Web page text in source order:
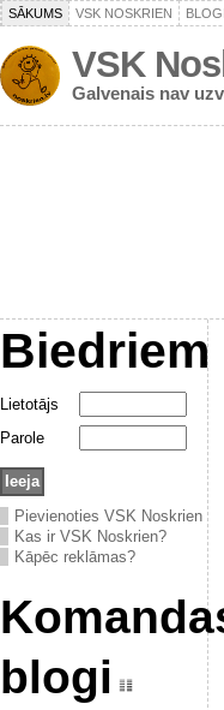
SĀKUMS VSK NOSKRIEN BLOGI
VSK
Galvenais nav
Biedriem
Lietotājs
Parole
Pievienoties VSK Noskrien
Kas ir VSK Noskrien?
Kāpēc reklāmas?
blogi